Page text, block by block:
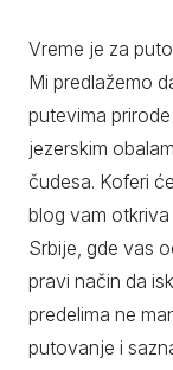
Vreme je za
Mi predlažemo
putevima
jezerskim
čudesa. Koferi
blog vam
Srbije, gde vas
pravi način da
predelima ne
putovanje i